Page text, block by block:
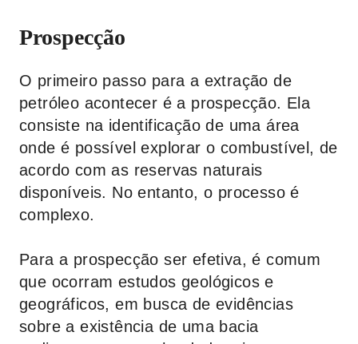
Prospecção
O primeiro passo para a extração de
petróleo acontecer é a prospecção. Ela
consiste na identificação de uma área
onde é possível explorar o combustível, de
acordo com as reservas naturais
disponíveis. No entanto, o processo é
complexo.
Para a prospecção ser efetiva, é comum
que ocorram estudos geológicos e
geográficos, em busca de evidências
sobre a existência de uma bacia